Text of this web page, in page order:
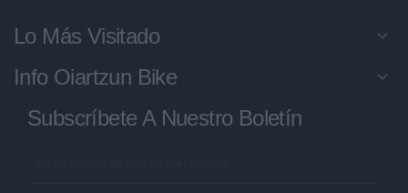
Lo Más Visitado keyboard_arrow_down
Info Oiartzun Bike keyboard_arrow_down
Subscríbete A Nuestro Boletín